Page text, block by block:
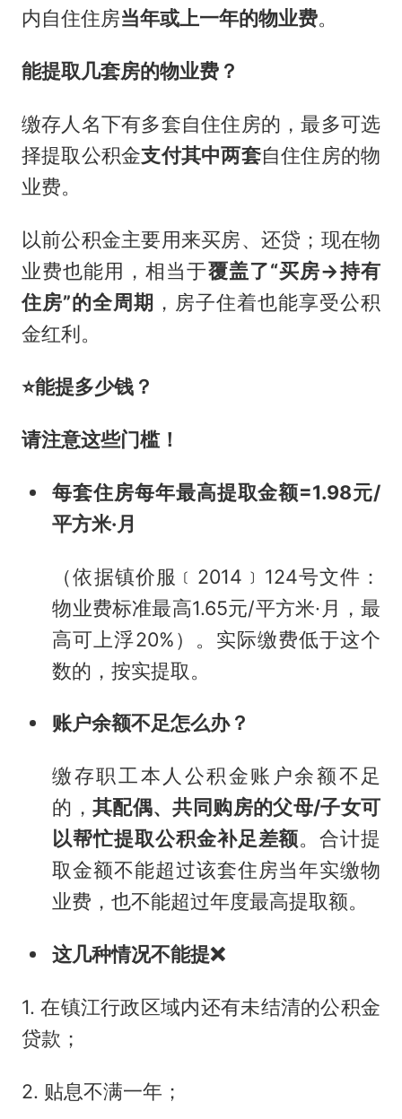
内自住住房当年或上一年的物业费。
能提取几套房的物业费？
缴存人名下有多套自住住房的，最多可选
择提取公积金支付其中两套自住住房的物
业费。
以前公积金主要用来买房、还贷；现在物
业费也能用，相当于覆盖了“买房→持有
住房”的全周期 ，房子住着也能享受公积
金红利。
⭐能提多少钱？
请注意这些门槛！
每套住房每年最高提取金额=1.98元/
平方米·月
（依据镇价服﹝2014﹞124号文件：
物业费标准最高1.65元/平方米·月，最
高可上浮20%）。实际缴费低于这个
数的，按实提取。
账户余额不足怎么办？
缴存职工本人公积金账户余额不足
的，其配偶、共同购房的父母/子女可
以帮忙提取公积金补足差额。合计提
取金额不能超过该套住房当年实缴物
业费，也不能超过年度最高提取额。
这几种情况不能提❌
1. 在镇江行政区域内还有未结清的公积金
贷款；
2. 贴息不满一年；